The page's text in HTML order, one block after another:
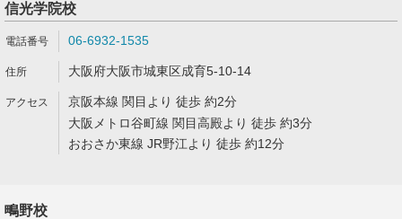
信光学院校
06-6932-1535
大阪府大阪市城東区成育5-10-14
京阪本線 関目より 徒歩 約2分
大阪メトロ谷町線 関目高殿より 徒歩 約3分
おおさか東線 JR野江より 徒歩 約12分
鴫野校